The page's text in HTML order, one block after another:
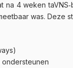
na 4 weken
was.
ondersteunen